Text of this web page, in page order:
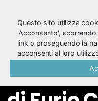
Nuovo
Questo sito utilizza
'Acconsento',
link o proseguendo la
acconsenti al loro